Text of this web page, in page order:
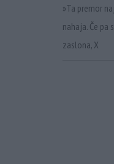
»Ta premor
nahaja. Če
zaslona, X